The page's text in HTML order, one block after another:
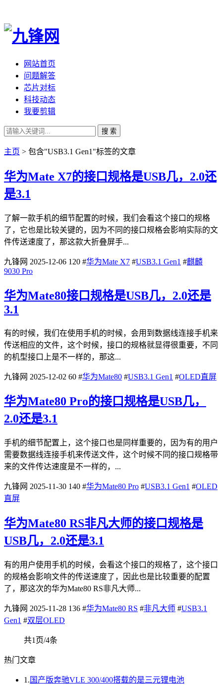
网站首页
问题解答
芯片对标
科技动态
我要剪辑
搜 索
主页 > 包含"USB3.1 Gen1"标签的文章
华为Mate X7的接口规格是USB几，2.0还
是3.1
了解一款手机的细节配置的时候，我们会看这个接口的规格
了，它也是比较关键的，因为不同的接口规格会影响实际的文
件传送速度了，那这款大折叠屏手...
九锋网 2025-12-06 120 #华为Mate X7 #USB3.1 Gen1 #麒麟
9030 Pro
华为Mate80接口规格是USB几，2.0还是
3.1
有的时候，我们在使用手机的时候，会用到数据线连接手机来
传送相应的文件，这个时候，接口的规格就显得很重要，不同
的机型接口上是不一样的，那这...
九锋网 2025-12-02 60 #华为Mate80 #USB3.1 Gen1 #OLED直屏
华为Mate80 Pro的接口规格是USB几，
2.0还是3.1
手机的细节配置上，这个接口也是同样重要的，因为有的用户
需要数据线连接手机来传送文件，这个时候不同的接口规格带
来的文件传达速度是不一样的，...
九锋网 2025-11-30 140 #华为Mate80 Pro #USB3.1 Gen1 #OLED
直屏
华为Mate80 RS非凡大师的接口规格是
USB几，2.0还是3.1
有的用户使用手机的时候，会看这个接口的规格了，这个接口
的规格会影响文件的传送速度了，因此也是比较重要的配置
了，那这次的华为Mate80 RS非凡大师...
九锋网 2025-11-28 136 #华为Mate80 RS #非凡大师 #USB3.1
Gen1 #双层OLED
共1页/4条
热门文章
1. 国产版奔驰VLE 300/400搭载的是三元锂电池